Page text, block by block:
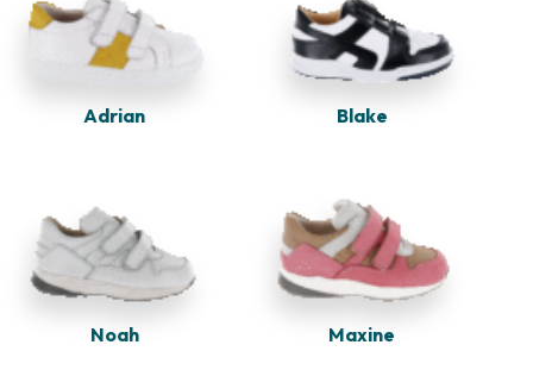
Adrian Blake
Noah Maxine